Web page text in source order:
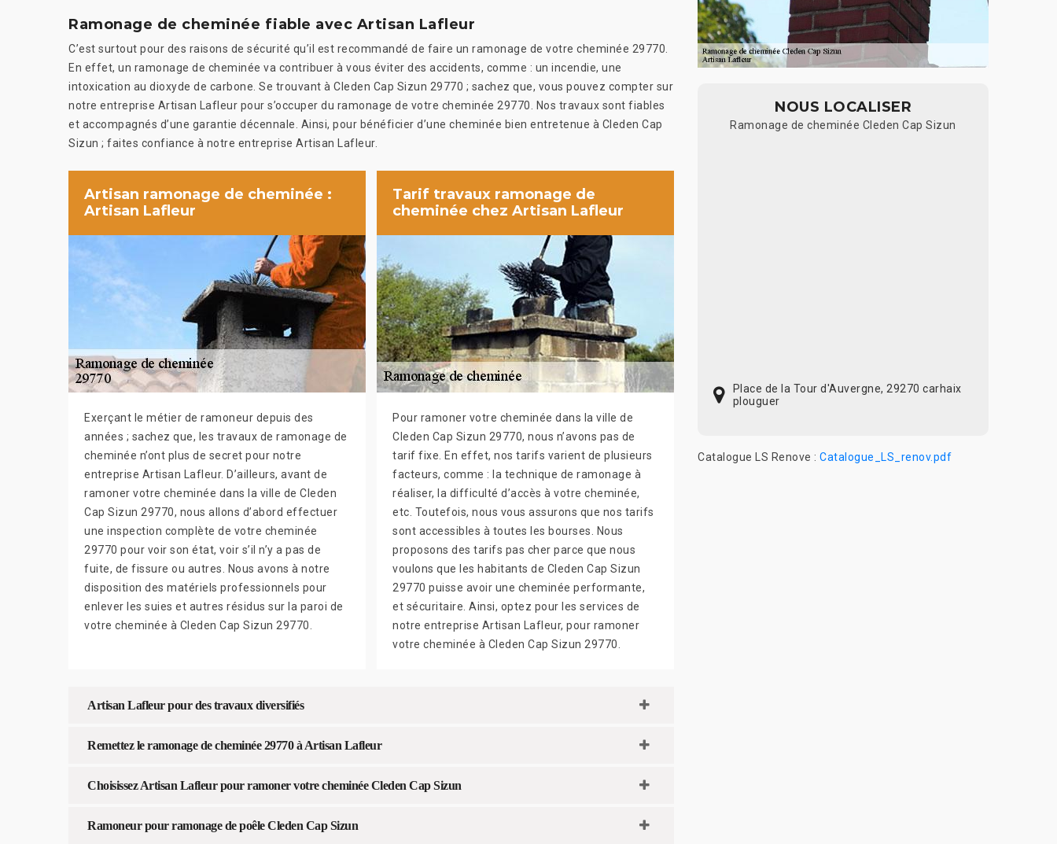
Ramonage de cheminée fiable avec Artisan Lafleur
C’est surtout pour des raisons de sécurité qu’il est recommandé de faire un ramonage de votre cheminée 29770.
En effet, un ramonage de cheminée va contribuer à vous éviter des accidents, comme : un incendie, une
intoxication au dioxyde de carbone. Se trouvant à Cleden Cap Sizun 29770 ; sachez que, vous pouvez compter sur
notre entreprise Artisan Lafleur pour s’occuper du ramonage de votre cheminée 29770. Nos travaux sont fiables
et accompagnés d’une garantie décennale. Ainsi, pour bénéficier d’une cheminée bien entretenue à Cleden Cap
Sizun ; faites confiance à notre entreprise Artisan Lafleur.
Artisan ramonage de cheminée :
Artisan Lafleur
Exerçant le métier de ramoneur depuis des
années ; sachez que, les travaux de ramonage de
cheminée n’ont plus de secret pour notre
entreprise Artisan Lafleur. D’ailleurs, avant de
ramoner votre cheminée dans la ville de Cleden
Cap Sizun 29770, nous allons d’abord effectuer
une inspection complète de votre cheminée
29770 pour voir son état, voir s’il n’y a pas de
fuite, de fissure ou autres. Nous avons à notre
disposition des matériels professionnels pour
enlever les suies et autres résidus sur la paroi de
votre cheminée à Cleden Cap Sizun 29770.
Tarif travaux ramonage de
cheminée chez Artisan Lafleur
Pour ramoner votre cheminée dans la ville de
Cleden Cap Sizun 29770, nous n’avons pas de
tarif fixe. En effet, nos tarifs varient de plusieurs
facteurs, comme : la technique de ramonage à
réaliser, la difficulté d’accès à votre cheminée,
etc. Toutefois, nous vous assurons que nos tarifs
sont accessibles à toutes les bourses. Nous
proposons des tarifs pas cher parce que nous
voulons que les habitants de Cleden Cap Sizun
29770 puisse avoir une cheminée performante,
et sécuritaire. Ainsi, optez pour les services de
notre entreprise Artisan Lafleur, pour ramoner
votre cheminée à Cleden Cap Sizun 29770.
Artisan Lafleur pour des travaux diversifiés
Remettez le ramonage de cheminée 29770 à Artisan Lafleur
Choisissez Artisan Lafleur pour ramoner votre cheminée Cleden Cap Sizun
Ramoneur pour ramonage de poêle Cleden Cap Sizun
NOUS LOCALISER
Ramonage de cheminée Cleden Cap Sizun
Place de la Tour d'Auvergne, 29270 carhaix
plouguer
Catalogue LS Renove : Catalogue_LS_renov.pdf